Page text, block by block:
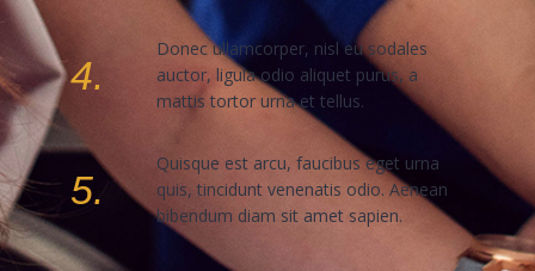
4.
Donec ullamcorper, nisl eu sodales
auctor, ligula odio aliquet purus, a
mattis tortor urna et tellus.
5.
Quisque est arcu, faucibus eget urna
quis, tincidunt venenatis odio. Aenean
bibendum diam sit amet sapien.